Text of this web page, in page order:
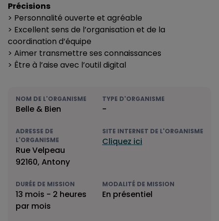
Précisions
> Personnalité ouverte et agréable
> Excellent sens de l’organisation et de la
coordination d’équipe
> Aimer transmettre ses connaissances
> Être à l’aise avec l’outil digital
NOM DE L'ORGANISME
Belle & Bien
TYPE D'ORGANISME
-
ADRESSE DE
L'ORGANISME
Rue Velpeau
92160, Antony
SITE INTERNET DE L'ORGANISME
Cliquez ici
DURÉE DE MISSION
13 mois - 2 heures
par mois
MODALITÉ DE MISSION
En présentiel